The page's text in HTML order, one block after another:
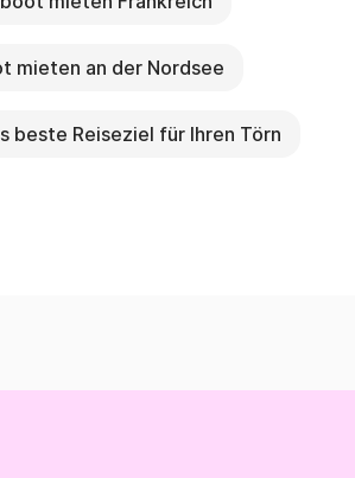
mieten an der Nordsee
beste Reiseziel für Ihren Törn